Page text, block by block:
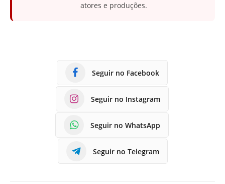
atores e produções.
Seguir no Facebook
Seguir no Instagram
Seguir no WhatsApp
Seguir no Telegram